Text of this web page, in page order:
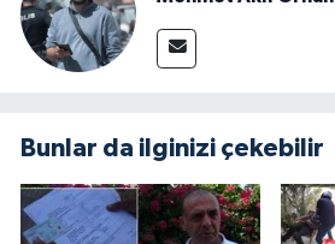
Bunlar da ilginizi çekebilir